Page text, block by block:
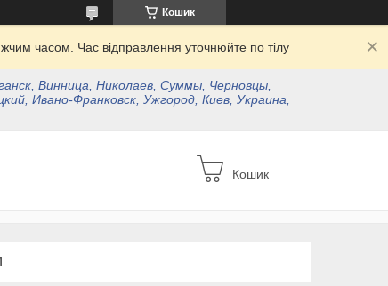
Кошик
часом. Час відправлення уточнюйте по тілу
Винница, Николаев, Суммы, Черновцы,
Ивано-Франковск, Ужгород, Киев, Украина,
Кошик